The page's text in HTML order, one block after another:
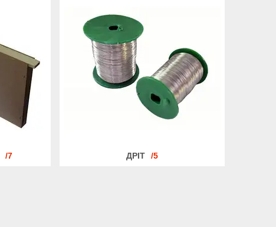
7 ДРІТ 5